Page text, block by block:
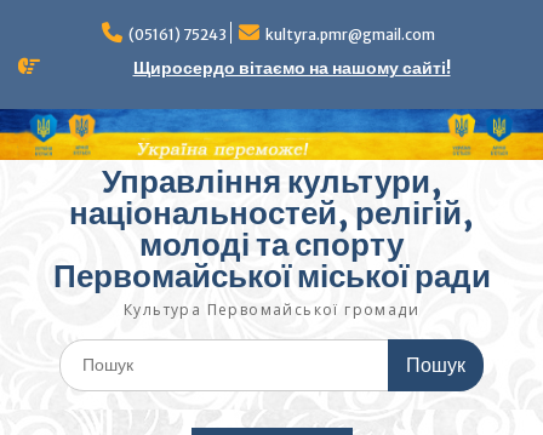
вмісту
(05161) 75243 kultyra.pmr@gmail.com
Щиросердо вітаємо на нашому сайті!
Управління культури,
національностей, релігій,
молоді та спорту
Первомайської міської ради
Культура Первомайcької громади
Шукати: